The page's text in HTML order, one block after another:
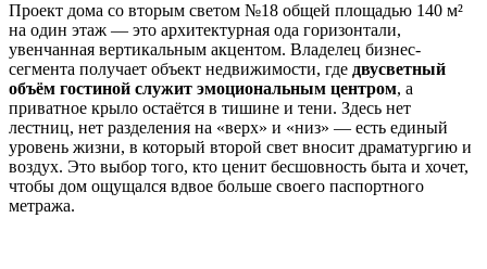
Проект дома со вторым светом №18 общей площадью 140 м²
на один этаж — это архитектурная ода горизонтали,
увенчанная вертикальным акцентом. Владелец бизнес-
сегмента получает объект недвижимости, где двусветный
объём гостиной служит эмоциональным центром, а
приватное крыло остаётся в тишине и тени. Здесь нет
лестниц, нет разделения на «верх» и «низ» — есть единый
уровень жизни, в который второй свет вносит драматургию и
воздух. Это выбор того, кто ценит бесшовность быта и хочет,
чтобы дом ощущался вдвое больше своего паспортного
метража.